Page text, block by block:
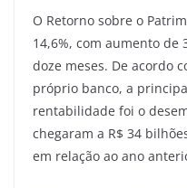
O Retorno sobre o
14,6%, com aumento de
doze meses. De acordo
próprio banco, a
rentabilidade foi o
chegaram a R$ 34
em relação ao ano